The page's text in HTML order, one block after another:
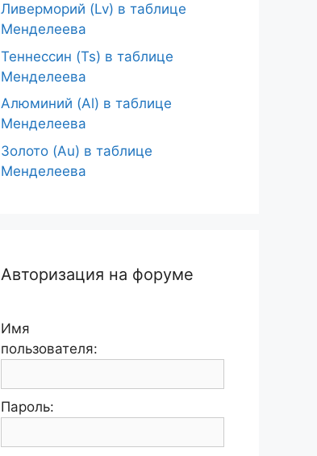
Ливерморий (Lv) в таблице
Менделеева
Теннессин (Ts) в таблице
Менделеева
Алюминий (Al) в таблице
Менделеева
Золото (Au) в таблице
Менделеева
Авторизация на форуме
Имя
пользователя:
Пароль: